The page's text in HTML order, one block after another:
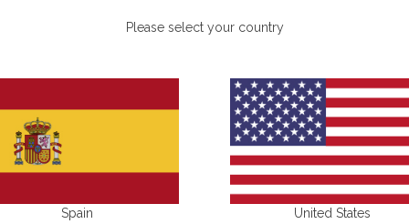
Please select your country
Spain United States